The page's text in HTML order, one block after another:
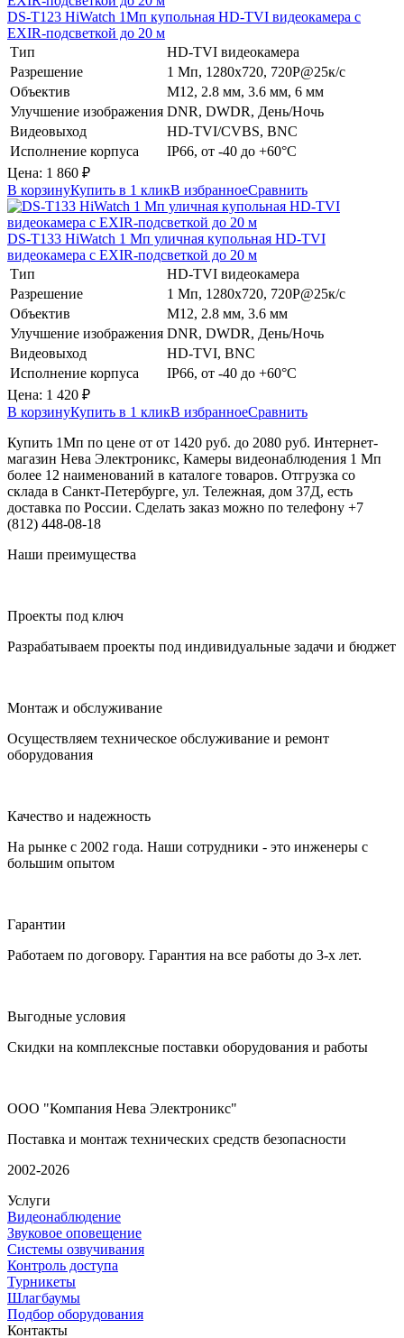
DS-T123 HiWatch 1Мп купольная HD-TVI видеокамера с
EXIR-подсветкой до 20 м
Тип
HD-TVI видеокамера
Разрешение
1 Мп, 1280х720, 720Р@25к/с
Объектив
М12, 2.8 мм, 3.6 мм, 6 мм
Улучшение изображения DNR, DWDR, День/Ночь
Видеовыход
HD-TVI/CVBS, BNC
Исполнение корпуса
IP66, от -40 до +60°C
Цена: 1 860 ₽
В корзинуКупить в 1 кликВ избранноеСравнить
DS-T133 HiWatch 1 Мп уличная купольная HD-TVI
видеокамера с EXIR-подсветкой до 20 м
Тип
HD-TVI видеокамера
Разрешение
1 Мп, 1280х720, 720Р@25к/с
Объектив
М12, 2.8 мм, 3.6 мм
Улучшение изображения DNR, DWDR, День/Ночь
Видеовыход
HD-TVI, BNC
Исполнение корпуса
IP66, от -40 до +60°C
Цена: 1 420 ₽
В корзинуКупить в 1 кликВ избранноеСравнить
Купить 1Мп по цене от от 1420 руб. до 2080 руб. Интернет-
магазин Нева Электроникс, Камеры видеонаблюдения 1 Мп
более 12 наименований в каталоге товаров. Отгрузка со
склада в Санкт-Петербурге, ул. Тележная, дом 37Д, есть
доставка по России. Сделать заказ можно по телефону +7
(812) 448-08-18
Наши преимущества
Проекты под ключ
Разрабатываем проекты под индивидуальные задачи и бюджет
Монтаж и обслуживание
Осуществляем техническое обслуживание и ремонт
оборудования
Качество и надежность
На рынке с 2002 года. Наши сотрудники - это инженеры с
большим опытом
Гарантии
Работаем по договору. Гарантия на все работы до 3-х лет.
Выгодные условия
Скидки на комплексные поставки оборудования и работы
ООО "Компания Нева Электроникс"
Поставка и монтаж технических средств безопасности
2002-2026
Услуги
Видеонаблюдение
Звуковое оповещение
Системы озвучивания
Контроль доступа
Турникеты
Шлагбаумы
Подбор оборудования
Контакты